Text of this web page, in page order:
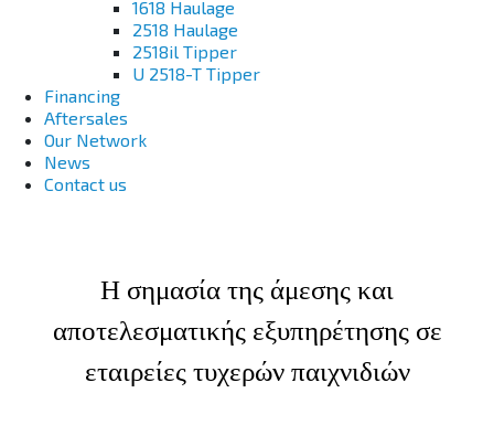
1618 Haulage
2518 Haulage
2518il Tipper
U 2518-T Tipper
Financing
Aftersales
Our Network
News
Contact us
Η σημασία της άμεσης και
αποτελεσματικής εξυπηρέτησης σε
εταιρείες τυχερών παιχνιδιών